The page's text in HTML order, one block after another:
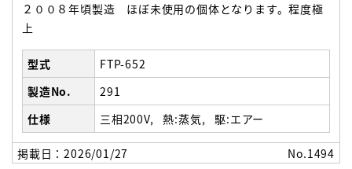
２００８年頃製造 ほぼ未使用の個体となります。程度極
上
型式
FTP-652
製造No.
291
仕様
三相200V 熱:蒸気 駆:エアー
掲載日：2026/01/27 No.1494